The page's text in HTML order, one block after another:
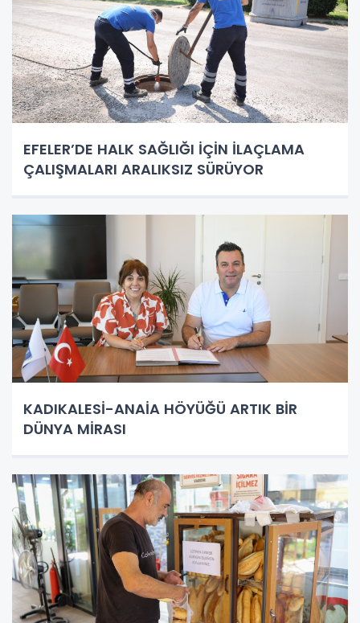
EFELER’DE HALK SAĞLIĞI İÇİN İLAÇLAMA
ÇALIŞMALARI ARALIKSIZ SÜRÜYOR
KADIKALESİ-ANAİA HÖYÜĞÜ ARTIK BİR
DÜNYA MİRASI